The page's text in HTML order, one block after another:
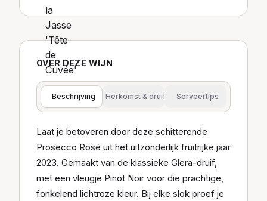
OVER DEZE WIJN
Beschrijving Herkomst & druif Serveertips
Laat je betoveren door deze schitterende
Prosecco Rosé uit het uitzonderlijk fruitrijke jaar
2023. Gemaakt van de klassieke Glera-druif,
met een vleugje Pinot Noir voor die prachtige,
fonkelend lichtroze kleur. Bij elke slok proef je